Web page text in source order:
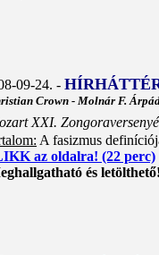
09-24. -
Crown - Molnár F.
XXI.
A fasizmus
az oldalra! (22 perc)
és